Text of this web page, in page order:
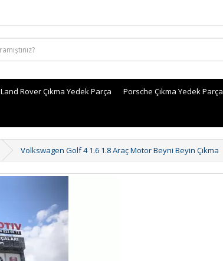
Land Rover Çıkma Yedek Parça Porsche Çıkma Yedek Parça
Volkswagen Golf 4 1.6 1.8 Araç Motor Beyni Beyin Çıkma